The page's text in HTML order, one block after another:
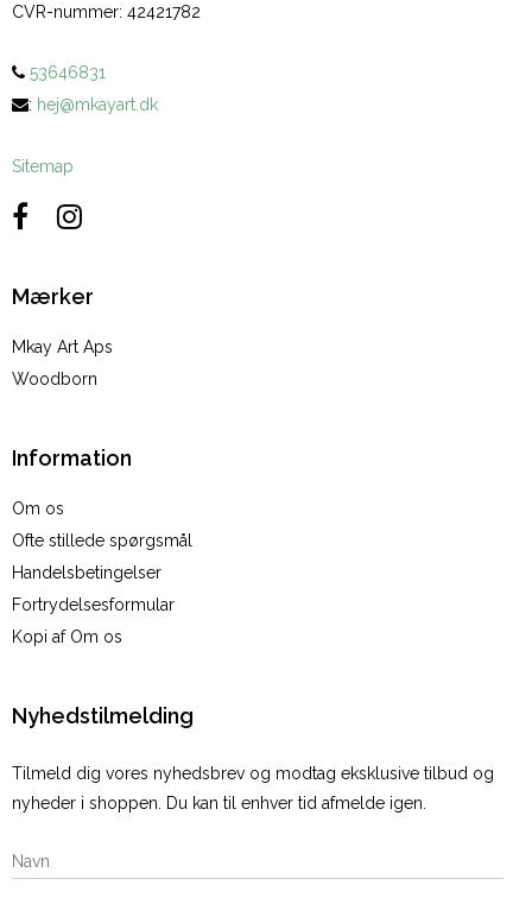
CVR-nummer: 42421782
53646831
: hej@mkayart.dk
Sitemap
Mærker
Mkay Art Aps
Woodborn
Information
Om os
Ofte stillede spørgsmål
Handelsbetingelser
Fortrydelsesformular
Kopi af Om os
Nyhedstilmelding
Tilmeld dig vores nyhedsbrev og modtag eksklusive tilbud og
nyheder i shoppen. Du kan til enhver tid afmelde igen.